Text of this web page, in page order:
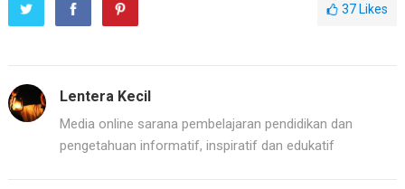
37 Likes
Lentera Kecil
Media online sarana pembelajaran pendidikan dan
pengetahuan informatif, inspiratif dan edukatif